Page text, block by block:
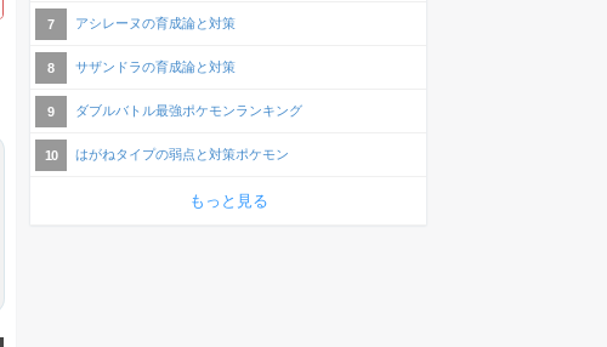
アシレーヌの育成論と対策
サザンドラの育成論と対策
ダブルバトル最強ポケモンランキング
はがねタイプの弱点と対策ポケモン
もっと見る